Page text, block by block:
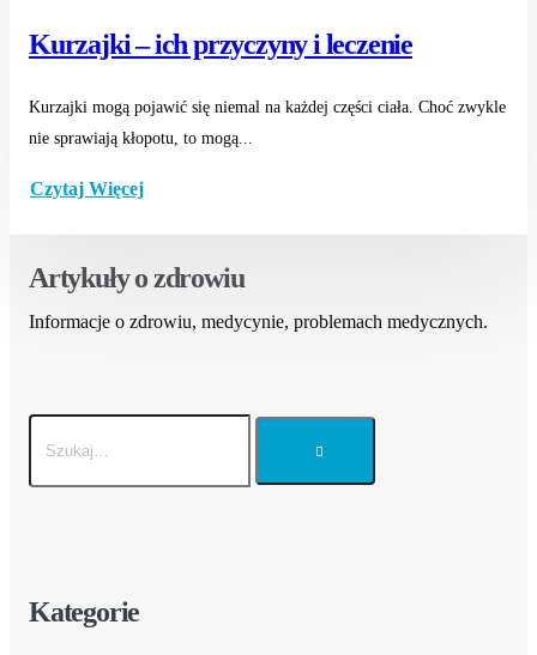
Kurzajki – ich przyczyny i leczenie
Kurzajki mogą pojawić się niemal na każdej części ciała. Choć zwykle
nie sprawiają kłopotu, to mogą...
Czytaj Więcej
Artykuły o zdrowiu
Informacje o zdrowiu, medycynie, problemach medycznych.
Kategorie